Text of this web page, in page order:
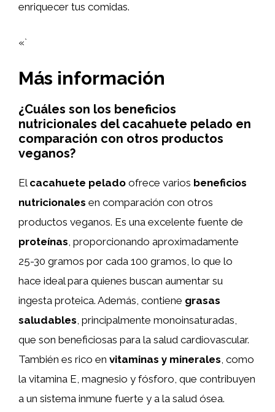
enriquecer tus comidas.
«`
Más información
¿Cuáles son los beneficios
nutricionales del cacahuete pelado en
comparación con otros productos
veganos?
El cacahuete pelado ofrece varios beneficios
nutricionales en comparación con otros
productos veganos. Es una excelente fuente de
proteínas, proporcionando aproximadamente
25-30 gramos por cada 100 gramos, lo que lo
hace ideal para quienes buscan aumentar su
ingesta proteica. Además, contiene grasas
saludables, principalmente monoinsaturadas,
que son beneficiosas para la salud cardiovascular.
También es rico en vitaminas y minerales, como
la vitamina E, magnesio y fósforo, que contribuyen
a un sistema inmune fuerte y a la salud ósea.